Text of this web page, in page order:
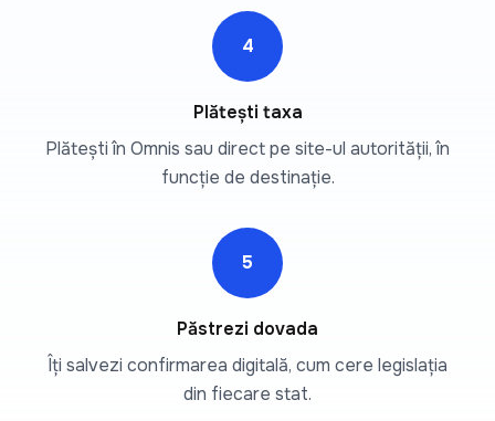
4
Plătești taxa
Plătești în Omnis sau direct pe site-ul autorității, în
funcție de destinație.
5
Păstrezi dovada
Îți salvezi confirmarea digitală, cum cere legislația
din fiecare stat.